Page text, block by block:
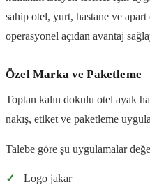
sahip otel, yurt, hastane ve
operasyonel açıdan avantaj
Özel Marka ve Paketleme
Toptan kalın dokulu otel ayak
nakış, etiket ve paketleme
Talebe göre şu uygulamalar
✓
Logo jakar